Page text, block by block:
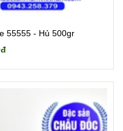
55555 - Hủ 500gr